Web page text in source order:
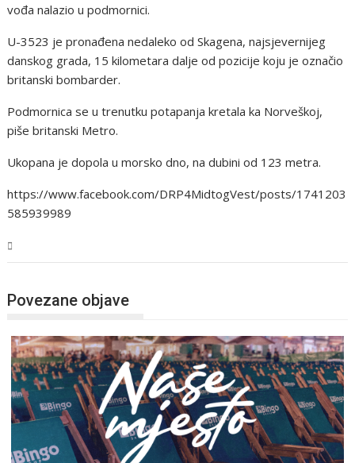
vođa nalazio u podmornici.
U-3523 je pronađena nedaleko od Skagena, najsjevernijeg
danskog grada, 15 kilometara dalje od pozicije koju je označio
britanski bombarder.
Podmornica se u trenutku potapanja kretala ka Norveškoj,
piše britanski Metro.
Ukopana je dopola u morsko dno, na dubini od 123 metra.
https://www.facebook.com/DRP4MidtogVest/posts/1741203
585939989
Povezane objave